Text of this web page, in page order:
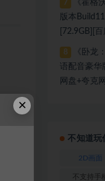
7
《霍格
版本
[72.9GB][
8
《卧龙
语配音豪华
网盘+夸克
不知道玩
2D画面
不支持手
×